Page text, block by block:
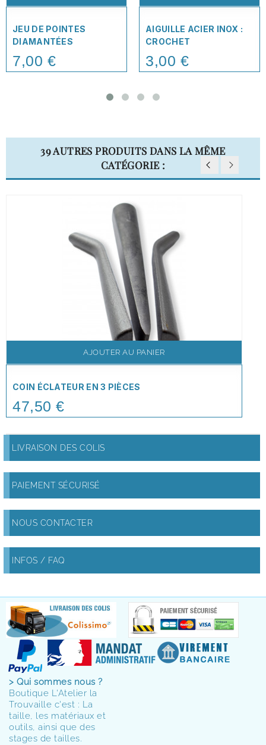
JEU DE POINTES
DIAMANTÉES
Price
7,00 €
AIGUILLE ACIER INOX :
CROCHET
Price
3,00 €
39 AUTRES PRODUITS DANS LA MÊME
CATÉGORIE :
AJOUTER AU PANIER
COIN ÉCLATEUR EN 3 PIÈCES
Price
47,50 €
LIVRAISON DES COLIS
PAIEMENT SÉCURISÉ
NOUS CONTACTER
INFOS / FAQ
> Qui sommes nous ?
Boutique L'Atelier la
Trouvaille c'est : La
taille, les matériaux et
outils, ainsi que des
stages de tailles.